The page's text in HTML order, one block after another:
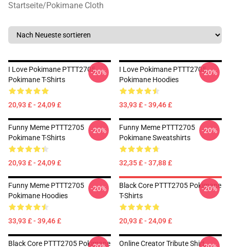
Startseite/Pokimane Cloth
I Love Pokimane PTTT2705
Pokimane T-Shirts
20,93 £ - 24,09 £
-20%
I Love Pokimane PTTT2705
Pokimane Hoodies
33,93 £ - 39,46 £
-20%
Funny Meme PTTT2705
Pokimane T-Shirts
20,93 £ - 24,09 £
-20%
Funny Meme PTTT2705
Pokimane Sweatshirts
32,35 £ - 37,88 £
-20%
Funny Meme PTTT2705
Pokimane Hoodies
33,93 £ - 39,46 £
-20%
Black Core PTTT2705 Pokimane
T-Shirts
20,93 £ - 24,09 £
-20%
Black Core PTTT2705 Pokimane
Online Creator Tribute Shirt